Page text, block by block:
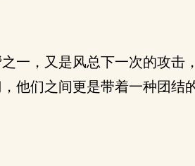
，又是风总下一次的攻击
他们之间更是带着一种团